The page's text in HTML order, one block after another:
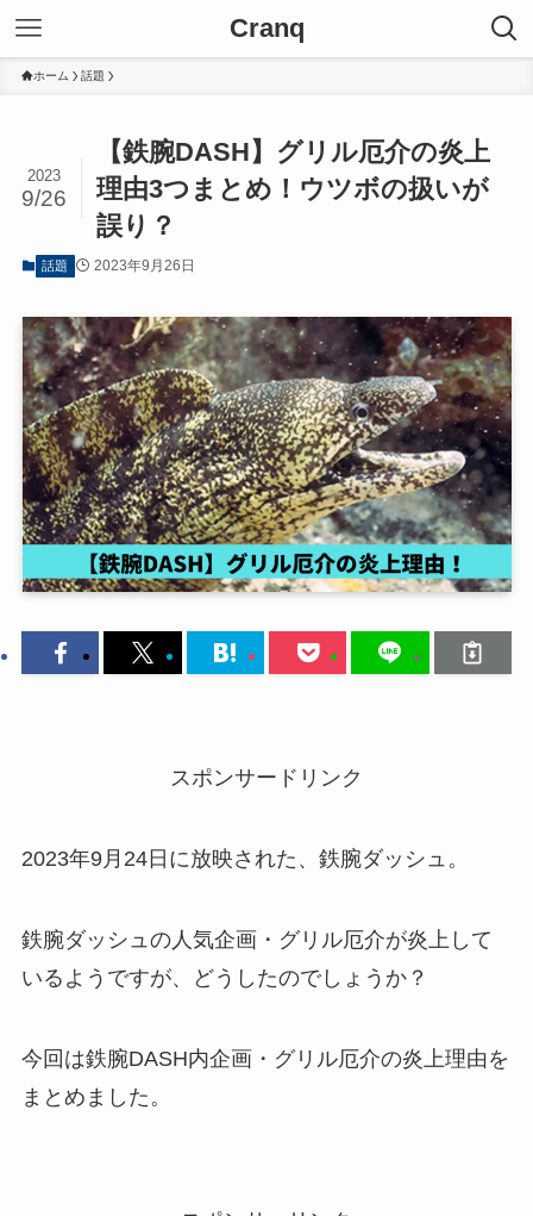
Cranq
ホーム 話題
【鉄腕DASH】グリル厄介の炎上
理由3つまとめ！ウツボの扱いが
誤り？
2023
9/26
話題 2023年9月26日
スポンサードリンク
2023年9月24日に放映された、鉄腕ダッシュ。
鉄腕ダッシュの人気企画・グリル厄介が炎上して
いるようですが、どうしたのでしょうか？
今回は鉄腕DASH内企画・グリル厄介の炎上理由を
まとめました。